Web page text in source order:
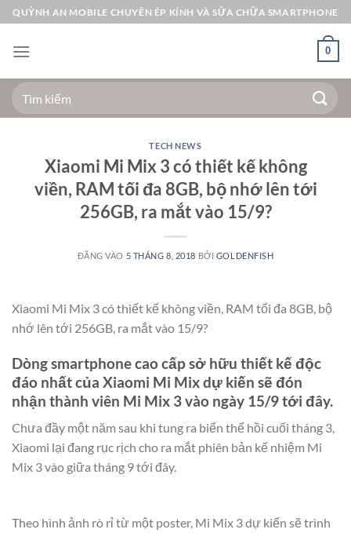
Bỏ
qua
nội
QUỲNH AN MOBILE CHUYÊN ÉP KÍNH VÀ SỬA CHỮA SMARTPHONE
0
Tìm
kiếm:
TECH NEWS
Xiaomi Mi Mix 3 có thiết kế không
viền, RAM tối đa 8GB, bộ nhớ lên tới
256GB, ra mắt vào 15/9?
ĐĂNG VÀO 5 THÁNG 8, 2018 BỞI GOLDENFISH
Xiaomi Mi Mix 3 có thiết kế không viền, RAM tối đa 8GB, bộ
nhớ lên tới 256GB, ra mắt vào 15/9?
Dòng smartphone cao cấp sở hữu thiết kế độc
đáo nhất của Xiaomi Mi Mix dự kiến sẽ đón
nhận thành viên Mi Mix 3 vào ngày 15/9 tới đây.
Chưa đầy một năm sau khi tung ra biến thể hồi cuối tháng 3,
Xiaomi lại đang rục rịch cho ra mắt phiên bản kế nhiệm Mi
Mix 3 vào giữa tháng 9 tới đây.
Theo hình ảnh rò rỉ từ một poster, Mi Mix 3 dự kiến sẽ trình